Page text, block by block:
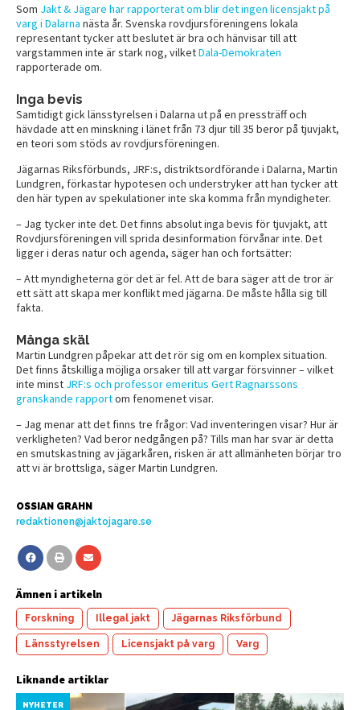
Som Jakt & Jägare har rapporterat om blir det ingen licensjakt på
varg i Dalarna nästa år. Svenska rovdjursföreningens lokala
representant tycker att beslutet är bra och hänvisar till att
vargstammen inte är stark nog, vilketDala-Demokraten
rapporterade om.
Inga bevis
Samtidigt gick länsstyrelsen i Dalarna ut på en pressträff och
hävdade att en minskning i länet från 73 djur till 35 beror på tjuvjakt,
en teori som stöds av rovdjursföreningen.
Jägarnas Riksförbunds, JRF:s, distriktsordförande i Dalarna, Martin
Lundgren, förkastar hypotesen och understryker att han tycker att
den här typen av spekulationer inte ska komma från myndigheter.
– Jag tycker inte det. Det finns absolut inga bevis för tjuvjakt, att
Rovdjursföreningen vill sprida desinformation förvånar inte. Det
ligger i deras natur och agenda, säger han och fortsätter:
– Att myndigheterna gör det är fel. Att de bara säger att de tror är
ett sätt att skapa mer konflikt med jägarna. De måste hålla sig till
fakta.
Många skäl
Martin Lundgren påpekar att det rör sig om en komplex situation.
Det finns åtskilliga möjliga orsaker till att vargar försvinner – vilket
inte minst JRF:s och professor emeritus Gert Ragnarssons
granskande rapportom fenomenet visar.
– Jag menar att det finns tre frågor: Vad inventeringen visar? Hur är
verkligheten? Vad beror nedgången på? Tills man har svar är detta
en smutskastning av jägarkåren, risken är att allmänheten börjar tro
att vi är brottsliga, säger Martin Lundgren.
OSSIAN GRAHN
redaktionen@jaktojagare.se
Ämnen i artikeln
Forskning Illegal jakt Jägarnas Riksförbund
Länsstyrelsen Licensjakt på varg Varg
Liknande artiklar
NYHETER